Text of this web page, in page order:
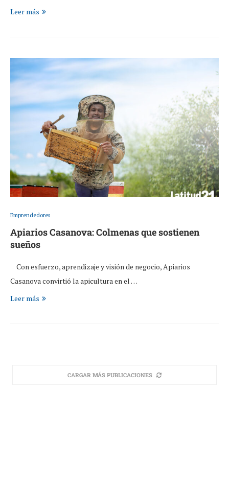
Leer más
Emprendedores
Apiarios Casanova: Colmenas que sostienen
sueños
Con esfuerzo, aprendizaje y visión de negocio, Apiarios
Casanova convirtió la apicultura en el …
Leer más
CARGAR MÁS PUBLICACIONES